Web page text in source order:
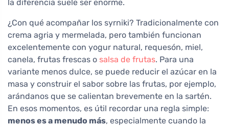
la diferencia suele ser enorme.
¿Con qué acompañar los syrniki? Tradicionalmente con
crema agria y mermelada, pero también funcionan
excelentemente con yogur natural, requesón, miel,
canela, frutas frescas o salsa de frutas. Para una
variante menos dulce, se puede reducir el azúcar en la
masa y construir el sabor sobre las frutas, por ejemplo,
arándanos que se calientan brevemente en la sartén.
En esos momentos, es útil recordar una regla simple:
menos es a menudo más, especialmente cuando la